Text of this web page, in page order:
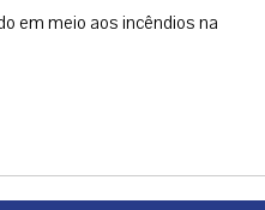
em meio aos incêndios na